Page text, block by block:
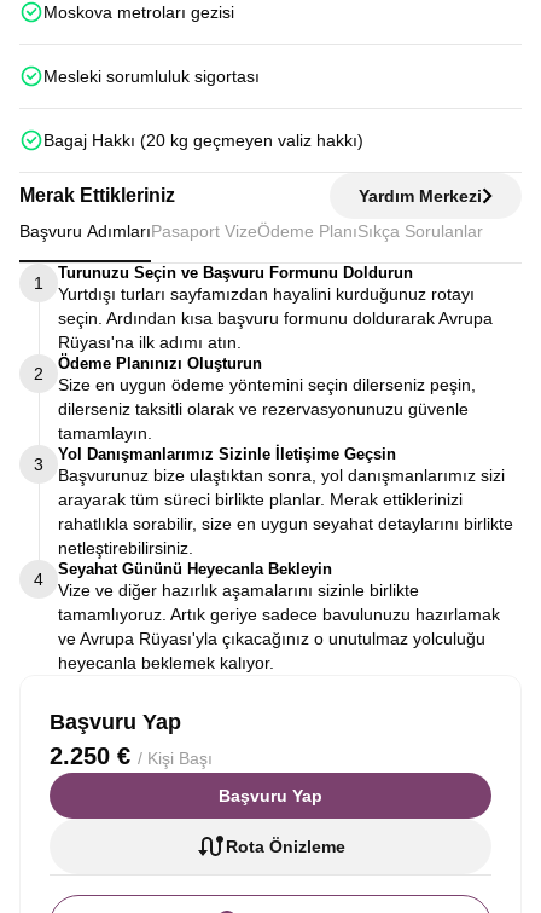
Moskova metroları gezisi
Mesleki sorumluluk sigortası
Bagaj Hakkı (20 kg geçmeyen valiz hakkı)
Merak Ettikleriniz
Yardım Merkezi
Başvuru AdımlarıPasaport VizeÖdeme Planı Sıkça Sorulanlar
1
Turunuzu Seçin ve Başvuru Formunu Doldurun
Yurtdışı turları sayfamızdan hayalini kurduğunuz rotayı
seçin. Ardından kısa başvuru formunu doldurarak Avrupa
Rüyası'na ilk adımı atın.
2
Ödeme Planınızı Oluşturun
Size en uygun ödeme yöntemini seçin dilerseniz peşin,
dilerseniz taksitli olarak ve rezervasyonunuzu güvenle
tamamlayın.
3
Yol Danışmanlarımız Sizinle İletişime Geçsin
Başvurunuz bize ulaştıktan sonra, yol danışmanlarımız sizi
arayarak tüm süreci birlikte planlar. Merak ettiklerinizi
rahatlıkla sorabilir, size en uygun seyahat detaylarını birlikte
netleştirebilirsiniz.
4
Seyahat Gününü Heyecanla Bekleyin
Vize ve diğer hazırlık aşamalarını sizinle birlikte
tamamlıyoruz. Artık geriye sadece bavulunuzu hazırlamak
ve Avrupa Rüyası'yla çıkacağınız o unutulmaz yolculuğu
heyecanla beklemek kalıyor.
Başvuru Yap
2.250 € / Kişi Başı
Başvuru Yap
Rota Önizleme